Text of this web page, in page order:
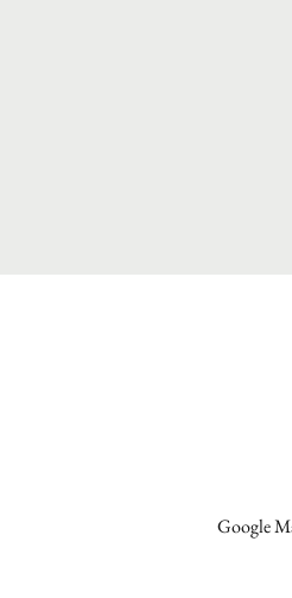
Google